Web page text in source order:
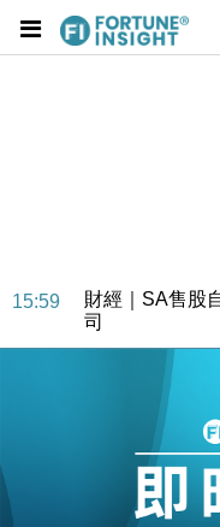
15:59
財經｜SA售股
司
財經｜精星香
地產｜大酒店
國際｜特朗普